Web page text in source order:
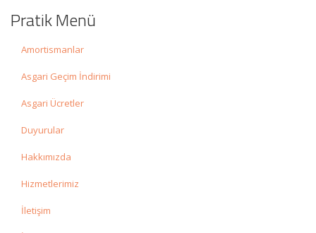
Pratik Menü
Amortismanlar
Asgari Geçim İndirimi
Asgari Ücretler
Duyurular
Hakkımızda
Hizmetlerimiz
İletişim